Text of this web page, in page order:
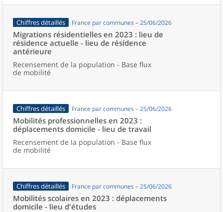
Chiffres détaillés France par communes – 25/06/2026
Migrations résidentielles en 2023 : lieu de
résidence actuelle - lieu de résidence
antérieure
Recensement de la population - Base flux
de mobilité
Chiffres détaillés France par communes – 25/06/2026
Mobilités professionnelles en 2023 :
déplacements domicile - lieu de travail
Recensement de la population - Base flux
de mobilité
Chiffres détaillés France par communes – 25/06/2026
Mobilités scolaires en 2023 : déplacements
domicile - lieu d'études